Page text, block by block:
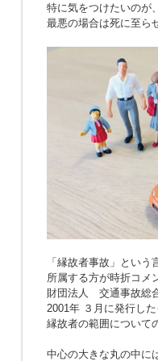
特に気をつけたいのが
最悪の場合は死に至ら
「縁故者事故」という
所属する方が時折コメ
財団法人 交通事故総
2001年 ３月に発行し
縁故者の範囲について
中心の大きな丸の中に